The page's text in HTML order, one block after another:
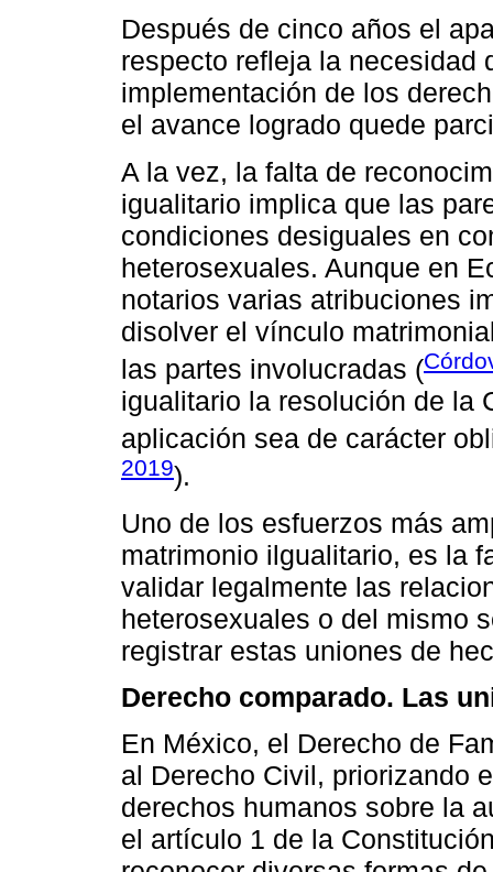
Después de cinco años el
respecto refleja la necesidad
implementación de los
el avance logrado quede
A la vez, la falta de
igualitario implica que las
condiciones desiguales en
heterosexuales. Aunque en
notarios varias atribuciones
disolver el vínculo
las partes involucradas (
igualitario la resolución de la
aplicación sea de carácter
2019).
Uno de los esfuerzos más
matrimonio ilgualitario, es la
validar legalmente las
heterosexuales o del mismo
registrar estas uniones de
Derecho comparado. Las
En México, el Derecho de
al Derecho Civil, priorizando
derechos humanos sobre la
el artículo 1 de la